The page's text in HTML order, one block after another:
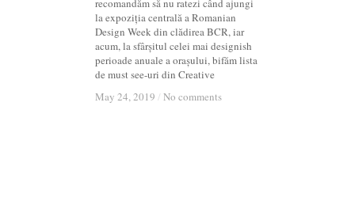
recomandăm să nu ratezi când ajungi
la expoziția centrală a Romanian
Design Week din clădirea BCR, iar
acum, la sfârșitul celei mai designish
perioade anuale a orașului, bifăm lista
de must see-uri din Creative
May 24, 2019 / No comments
May 24, 2019 / No comments